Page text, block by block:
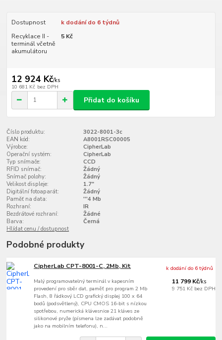
Dostupnost
k dodání do 6 týdnů
Recyklace II -
terminál včetně
akumulátoru
5 Kč
12 924 Kč/ks
10 681 Kč bez DPH
Přidat do košíku
Číslo produktu:
3022-8001-3c
EAN kód:
A8001RSC00005
Výrobce:
CipherLab
Operační systém:
CipherLab
Typ snímače:
CCD
RFID snímač:
Žádný
Snímač polohy:
Žádný
Velikost displeje:
1.7"
Digitální fotoaparát:
Žádný
Paměť na data:
'''4 Mb
Rozhraní:
IR
Bezdrátové rozhraní:
Žádné
Barva:
Černá
Hlídat cenu / dostupnost
Podobné produkty
CipherLab CPT-8001-C, 2Mb, Kit
Malý programovatelný terminál v kapesním
provedení pro sběr dat, paměť pro program 2 Mb
Flash, 8 řádkový LCD grafický displej 100 x 64
bodů (podsvětlený), CPU CMOS 16-bit s nízkou
spotřebou, numerická klávesnice 21 kláves ze
silikonové pryže (písmena lze zadávat podobně
jako na mobilním telefonu), n...
11 799 Kč/ks
9 751 Kč bez DPH
k dodání do 6 týdnů